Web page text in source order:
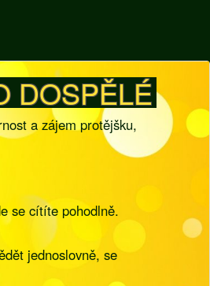
DOSPĚLÉ
a zájem protějšku,
se cítíte pohodlně.
jednoslovně, se